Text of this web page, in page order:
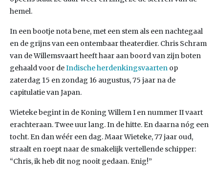
hemel.
In een bootje nota bene, met een stem als een nachtegaal
en de grijns van een ontembaar theaterdier. Chris Schram
van de Willemsvaart heeft haar aan boord van zijn boten
gehaald voor deIndische herdenkingsvaarten op
zaterdag 15 en zondag 16 augustus, 75 jaar na de
capitulatie van Japan.
Wieteke begint in de Koning Willem I en nummer II vaart
erachteraan. Twee uur lang. In de hitte. En daarna nóg een
tocht. En dan wéér een dag. Maar Wieteke, 77 jaar oud,
straalt en roept naar de smakelijk vertellende schipper:
“Chris, ik heb dit nog nooit gedaan. Enig!”